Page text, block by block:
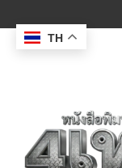
to
content
TH